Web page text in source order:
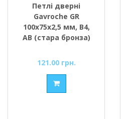
Петлі дверні
Gavroche GR
100x75x2,5 мм, B4,
АВ (стара бронза)
121.00 грн.